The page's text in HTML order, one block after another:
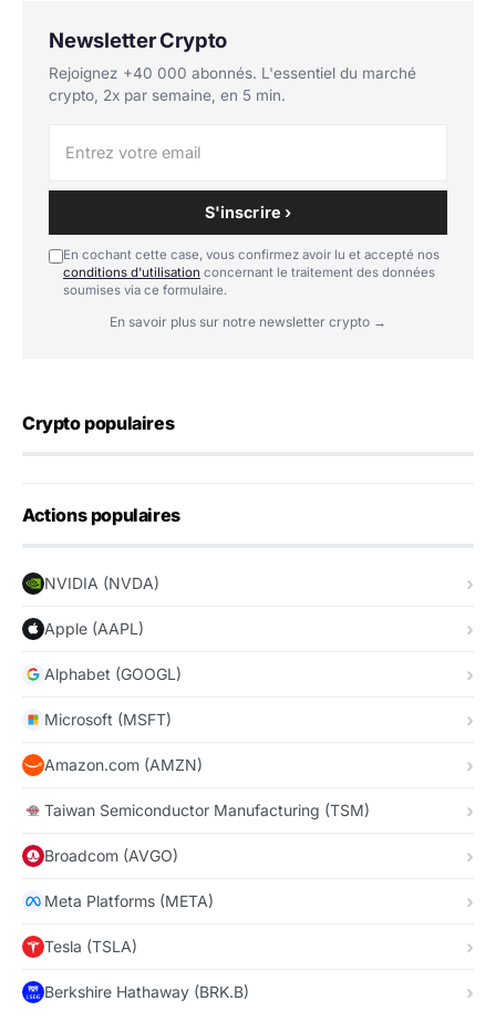
Newsletter Crypto
Rejoignez +40 000 abonnés. L'essentiel du marché
crypto, 2x par semaine, en 5 min.
S'inscrire ›
En cochant cette case, vous confirmez avoir lu et accepté nos
conditions d'utilisation concernant le traitement des données
soumises via ce formulaire.
En savoir plus sur notre newsletter crypto →
Crypto populaires
Actions populaires
NVIDIA (NVDA)
Apple (AAPL)
Alphabet (GOOGL)
Microsoft (MSFT)
Amazon.com (AMZN)
Taiwan Semiconductor Manufacturing (TSM)
Broadcom (AVGO)
Meta Platforms (META)
Tesla (TSLA)
Berkshire Hathaway (BRK.B)